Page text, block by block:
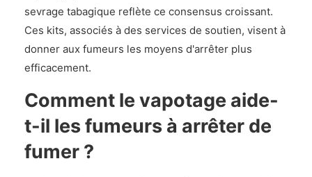
sevrage tabagique reflète ce consensus croissant.
Ces kits, associés à des services de soutien, visent à
donner aux fumeurs les moyens d'arrêter plus
efficacement.
Comment le vapotage aide-
t-il les fumeurs à arrêter de
fumer ?